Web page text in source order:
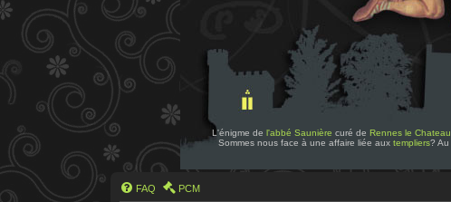
L'énigme de l'abbé Saunière curé de Rennes le Chateau
Sommes nous face à une affaire liée aux templiers? Au
FAQ PCM